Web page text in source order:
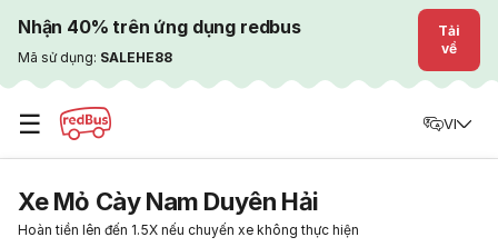
Nhận 40% trên ứng dụng redbus
Mã sử dụng: SALEHE88
Tải
về
☰ VI
Xe Mỏ Cày Nam Duyên Hải
Hoàn tiền lên đến 1.5X nếu chuyến xe không thực hiện